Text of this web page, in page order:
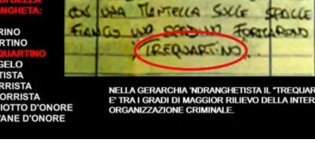
AMBIENTE
Streaming
LAC TV
LAC NETWORK
LAC ONAIR